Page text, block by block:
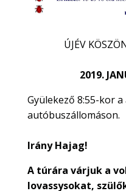
ÚJÉV
2019.
Gyülekező 8:55-kor
autóbuszállomáson.
Irány Hajag!
A túrára várjuk a
lovassysokat,